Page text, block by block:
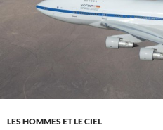
LES HOMMES ET LE CIEL